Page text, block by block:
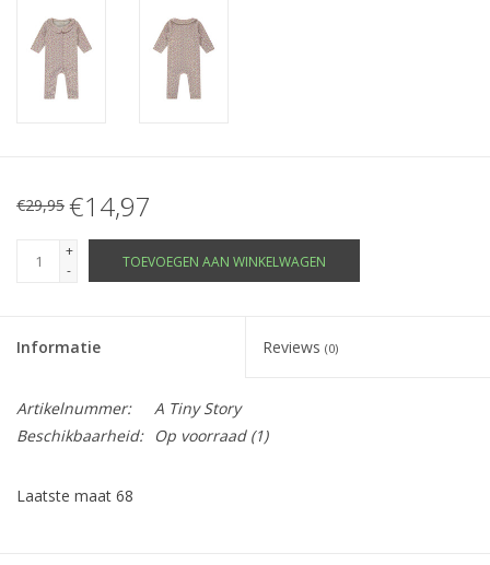
€29,95 €14,97
+
-
TOEVOEGEN AAN WINKELWAGEN
Informatie Reviews (0)
Artikelnummer:
A Tiny Story
Beschikbaarheid:
Op voorraad(1)
Laatste maat 68